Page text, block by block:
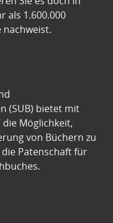
als 1.600.000
(SUB) bietet mit
die Möglichkeit,
von Büchern zu
Patenschaft für